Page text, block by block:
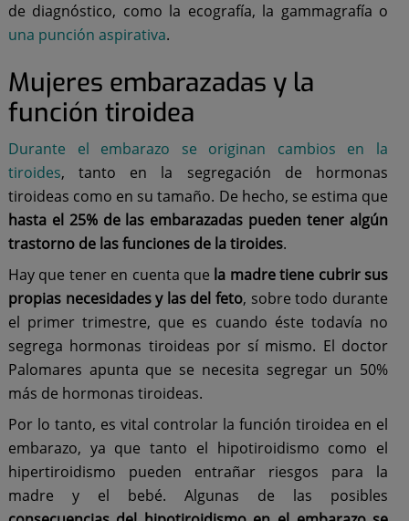
de diagnóstico, como la ecografía, la gammagrafía o
una punción aspirativa.
Mujeres embarazadas y la
función tiroidea
Durante el embarazo se originan cambios en la
tiroides, tanto en la segregación de hormonas
tiroideas como en su tamaño. De hecho, se estima que
hasta el 25% de las embarazadas pueden tener algún
trastorno de las funciones de la tiroides.
Hay que tener en cuenta que la madre tiene cubrir sus
propias necesidades y las del feto, sobre todo durante
el primer trimestre, que es cuando éste todavía no
segrega hormonas tiroideas por sí mismo. El doctor
Palomares apunta que se necesita segregar un 50%
más de hormonas tiroideas.
Por lo tanto, es vital controlar la función tiroidea en el
embarazo, ya que tanto el hipotiroidismo como el
hipertiroidismo pueden entrañar riesgos para la
madre y el bebé. Algunas de las posibles